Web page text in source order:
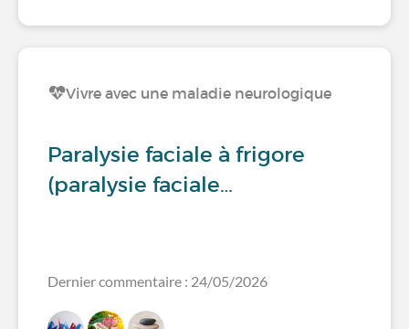
Vivre avec une maladie neurologique
Paralysie faciale à frigore
(paralysie faciale…
Dernier commentaire : 24/05/2026